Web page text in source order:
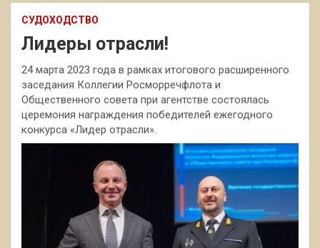
СУДОХОДСТВО
Лидеры отрасли!
24 марта 2023 года в рамках итогового расширенного
заседания Коллегии Росморречфлота и
Общественного совета при агентстве состоялась
церемония награждения победителей ежегодного
конкурса «Лидер отрасли».